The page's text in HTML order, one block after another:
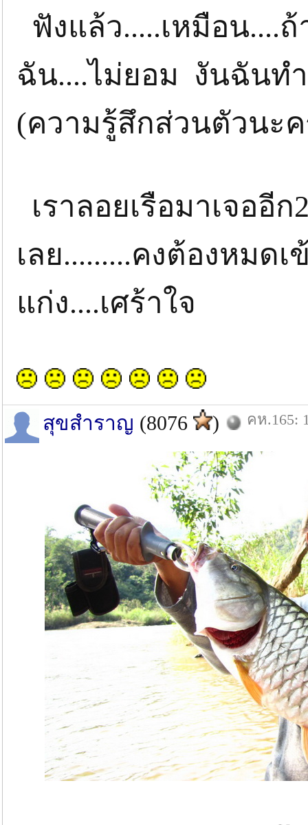
ฟังแล้ว.....เหมือน....
ฉัน....ไม่ยอม งันฉันทำ
(ความรู้สึกส่วนตัวนะ
เราลอยเรือมาเจออี
เลย.........คงต้องหมด
แก่ง....เศร้าใจ
สุขสำราญ (8076 ) คห.165: